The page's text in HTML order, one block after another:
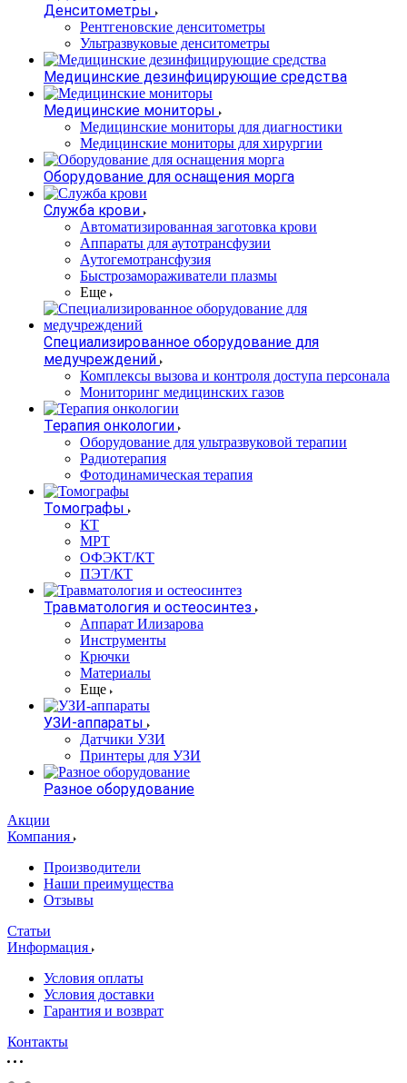
Денситометры
Рентгеновские денситометры
Ультразвуковые денситометры
Медицинские дезинфицирующие средства
Медицинские мониторы
Медицинские мониторы для диагностики
Медицинские мониторы для хирургии
Оборудование для оснащения морга
Служба крови
Автоматизированная заготовка крови
Аппараты для аутотрансфузии
Аутогемотрансфузия
Быстрозамораживатели плазмы
Еще
Специализированное оборудование для
медучреждений
Комплексы вызова и контроля доступа персонала
Мониторинг медицинских газов
Терапия онкологии
Оборудование для ультразвуковой терапии
Радиотерапия
Фотодинамическая терапия
Томографы
КТ
МРТ
ОФЭКТ/КТ
ПЭТ/КТ
Травматология и остеосинтез
Аппарат Илизарова
Инструменты
Крючки
Материалы
Еще
УЗИ-аппараты
Датчики УЗИ
Принтеры для УЗИ
Разное оборудование
Акции
Компания
Производители
Наши преимущества
Отзывы
Статьи
Информация
Условия оплаты
Условия доставки
Гарантия и возврат
Контакты